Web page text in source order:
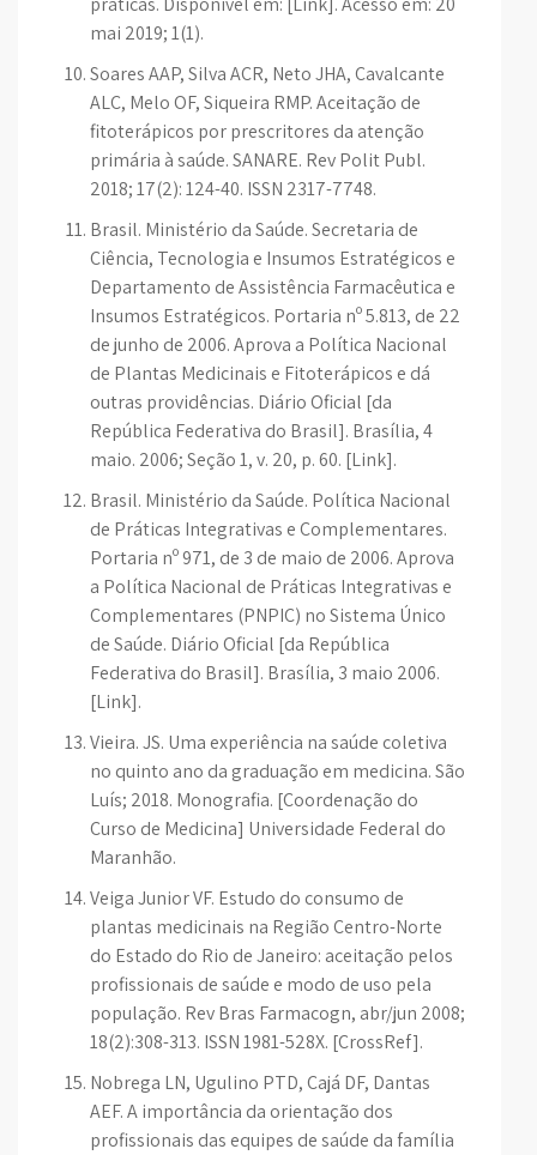
mai 2019; 1(1).
Soares AAP, Silva ACR, Neto JHA, Cavalcante
ALC, Melo OF, Siqueira RMP. Aceitação de
fitoterápicos por prescritores da atenção
primária à saúde. SANARE. Rev Polit Publ.
2018; 17(2): 124-40. ISSN 2317-7748.
Brasil. Ministério da Saúde. Secretaria de
Ciência, Tecnologia e Insumos Estratégicos e
Departamento de Assistência Farmacêutica e
Insumos Estratégicos. Portaria nº 5.813, de 22
de junho de 2006. Aprova a Política Nacional
de Plantas Medicinais e Fitoterápicos e dá
outras providências. Diário Oficial [da
República Federativa do Brasil]. Brasília, 4
maio. 2006; Seção 1, v. 20, p. 60. [Link].
Brasil. Ministério da Saúde. Política Nacional
de Práticas Integrativas e Complementares.
Portaria nº 971, de 3 de maio de 2006. Aprova
a Política Nacional de Práticas Integrativas e
Complementares (PNPIC) no Sistema Único
de Saúde. Diário Oficial [da República
Federativa do Brasil]. Brasília, 3 maio 2006.
[Link].
Vieira. JS. Uma experiência na saúde coletiva
no quinto ano da graduação em medicina. São
Luís; 2018. Monografia. [Coordenação do
Curso de Medicina] Universidade Federal do
Maranhão.
Veiga Junior VF. Estudo do consumo de
plantas medicinais na Região Centro-Norte
do Estado do Rio de Janeiro: aceitação pelos
profissionais de saúde e modo de uso pela
população. Rev Bras Farmacogn, abr/jun 2008;
18(2):308-313. ISSN 1981-528X. [CrossRef].
Nobrega LN, Ugulino PTD, Cajá DF, Dantas
AEF. A importância da orientação dos
profissionais das equipes de saúde da família